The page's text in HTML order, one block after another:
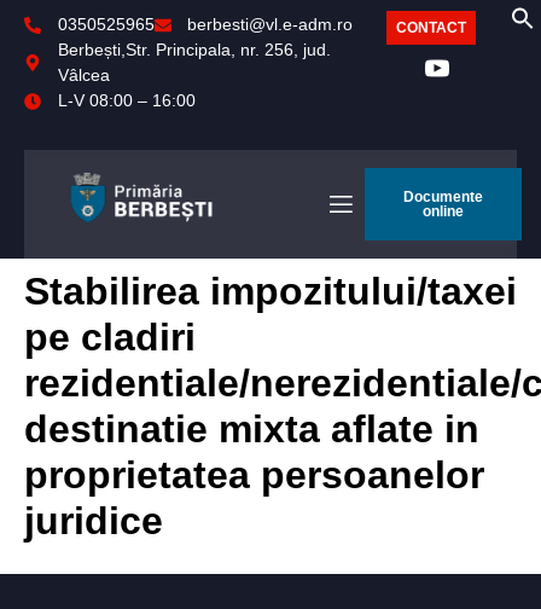
0350525965
berbesti@vl.e-adm.ro
Berbești,Str. Principala, nr. 256, jud.
Vâlcea
L-V 08:00 – 16:00
CONTACT
Documente
online
Stabilirea impozitului/taxei
pe cladiri
rezidentiale/nerezidentiale/
destinatie mixta aflate in
proprietatea persoanelor
juridice